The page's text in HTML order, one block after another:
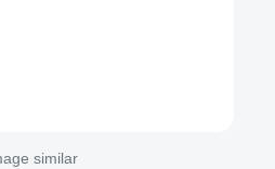
similar